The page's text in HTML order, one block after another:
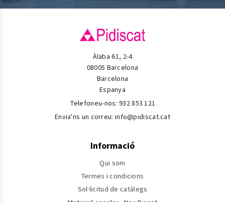
Àlaba 61, 2-4
08005 Barcelona
Barcelona
Espanya
Telefoneu-nos:932 853 121
Envia'ns un correu: info@pidiscat.cat
Informació
Qui som
Termes i condicions
Sol·licitud de catàlegs